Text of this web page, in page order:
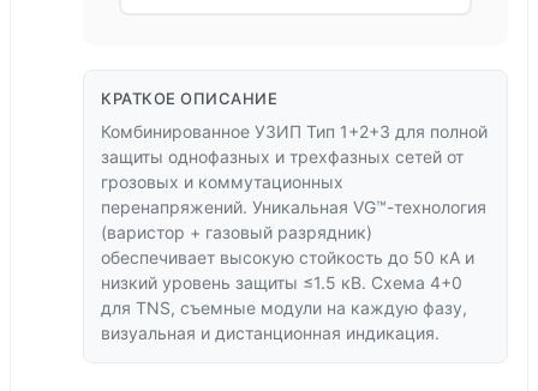
КРАТКОЕ ОПИСАНИЕ
Комбинированное УЗИП Тип 1+2+3 для полной
защиты однофазных и трехфазных сетей от
грозовых и коммутационных
перенапряжений. Уникальная VG™-технология
(варистор + газовый разрядник)
обеспечивает высокую стойкость до 50 кА и
низкий уровень защиты ≤1.5 кВ. Схема 4+0
для TNS, съемные модули на каждую фазу,
визуальная и дистанционная индикация.